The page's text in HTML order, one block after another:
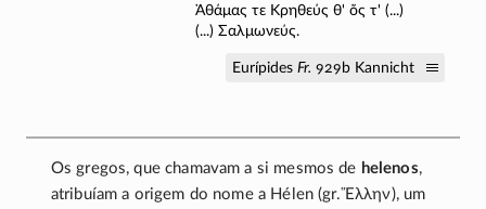
Ἀθάμας τε Κρηθεύς θ' ὅς τ' (...)
(...) Σαλμωνεύς.
EurípidesFr. 929b Kannicht
Os gregos, que chamavam a si mesmos de helenos,
atribuíam a origem do nome a Hélen (gr.Ἕλλην), um